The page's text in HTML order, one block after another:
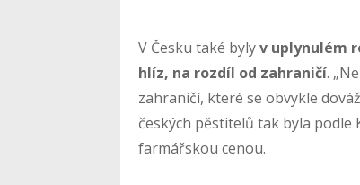
V Česku také bylyv uplynulém
hlíz, na rozdíl od zahraničí.
zahraničí, které se obvykle
českých pěstitelů tak byla podle
farmářskou cenou.